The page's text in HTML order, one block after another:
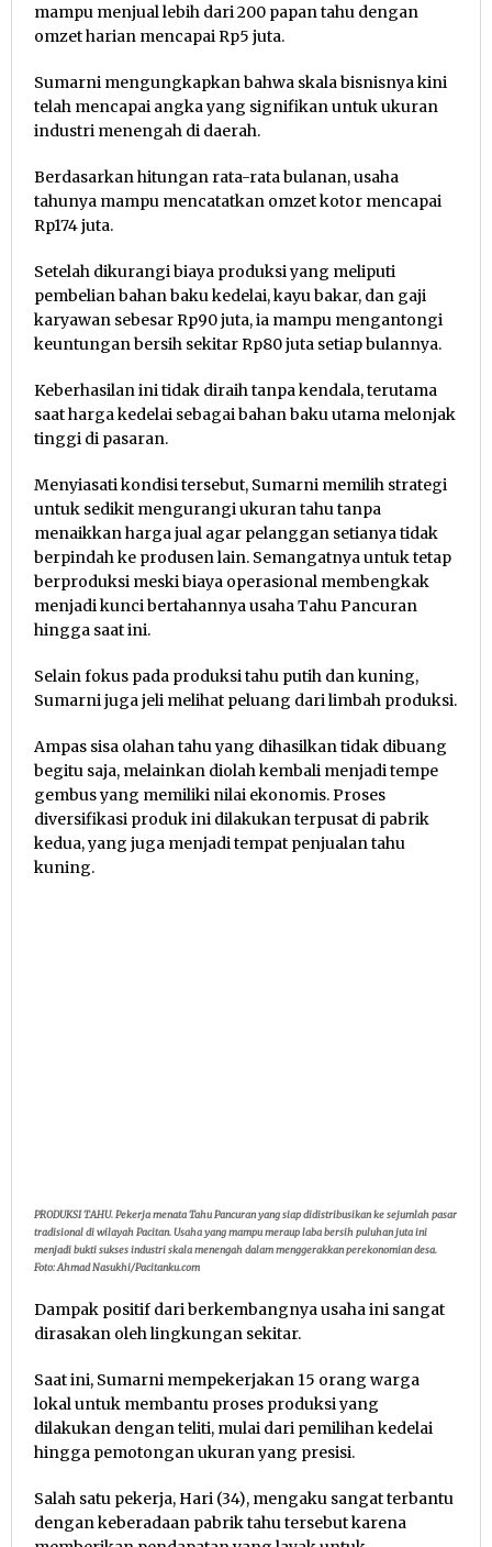
mampu menjual lebih dari 200 papan tahu dengan
omzet harian mencapai Rp5 juta.
Sumarni mengungkapkan bahwa skala bisnisnya kini
telah mencapai angka yang signifikan untuk ukuran
industri menengah di daerah.
Berdasarkan hitungan rata-rata bulanan, usaha
tahunya mampu mencatatkan omzet kotor mencapai
Rp174 juta.
Setelah dikurangi biaya produksi yang meliputi
pembelian bahan baku kedelai, kayu bakar, dan gaji
karyawan sebesar Rp90 juta, ia mampu mengantongi
keuntungan bersih sekitar Rp80 juta setiap bulannya.
Keberhasilan ini tidak diraih tanpa kendala, terutama
saat harga kedelai sebagai bahan baku utama melonjak
tinggi di pasaran.
Menyiasati kondisi tersebut, Sumarni memilih strategi
untuk sedikit mengurangi ukuran tahu tanpa
menaikkan harga jual agar pelanggan setianya tidak
berpindah ke produsen lain. Semangatnya untuk tetap
berproduksi meski biaya operasional membengkak
menjadi kunci bertahannya usaha Tahu Pancuran
hingga saat ini.
Selain fokus pada produksi tahu putih dan kuning,
Sumarni juga jeli melihat peluang dari limbah produksi.
Ampas sisa olahan tahu yang dihasilkan tidak dibuang
begitu saja, melainkan diolah kembali menjadi tempe
gembus yang memiliki nilai ekonomis. Proses
diversifikasi produk ini dilakukan terpusat di pabrik
kedua, yang juga menjadi tempat penjualan tahu
kuning.
PRODUKSI TAHU. Pekerja menata Tahu Pancuran yang siap didistribusikan ke sejumlah pasar
tradisional di wilayah Pacitan. Usaha yang mampu meraup laba bersih puluhan juta ini
menjadi bukti sukses industri skala menengah dalam menggerakkan perekonomian desa.
Foto: Ahmad Nasukhi/Pacitanku.com
Dampak positif dari berkembangnya usaha ini sangat
dirasakan oleh lingkungan sekitar.
Saat ini, Sumarni mempekerjakan 15 orang warga
lokal untuk membantu proses produksi yang
dilakukan dengan teliti, mulai dari pemilihan kedelai
hingga pemotongan ukuran yang presisi.
Salah satu pekerja, Hari (34), mengaku sangat terbantu
dengan keberadaan pabrik tahu tersebut karena